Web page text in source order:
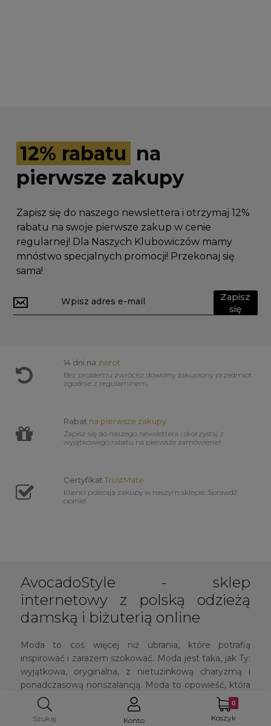
Szukaj Konto Koszyk
12% rabatu na
pierwsze zakupy
Zapisz się do naszego newslettera i otrzymaj 12%
rabatu na swoje pierwsze zakup w cenie
regularnej! Dla Naszych Klubowiczów mamy
mnóstwo specjalnych promocji! Przekonaj się
sama!
Zapisz
się
14 dni na zwrot
Bez problemu zwrócisz dowolny zakupiony przedmiot
zgodnie z regulaminem.
Rabat na pierwsze zakupy
Zapisz się do naszego newslettera i skorzystaj z
wyjątkowego rabatu na pierwsze zamówienie!
CertyfikatTrustMate
Klienci polecają zakupy w naszym sklepie. Sprawdź
opinie!
AvocadoStyle - sklep
internetowy z polską odzieżą
damską i biżuterią online
Moda to coś więcej niż ubrania, które potrafią
inspirować i zarazem szokować. Moda jest taka, jak Ty:
wyjątkowa, oryginalna, z nietuzinkową charyzmą i
ponadczasową nonszalancją. Moda to opowieść, która
towarzyszy nam, kobietom, na każdym kroku.
Rozpoczyna się każdego poranka i usypia wraz z